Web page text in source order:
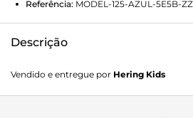
Referência: MODEL-125-AZUL-5E5B-ZZ
Descrição
conforto e estilo aos meninos. Com
regular, ela possui um cós de
Vendido e entregue por Hering Kids